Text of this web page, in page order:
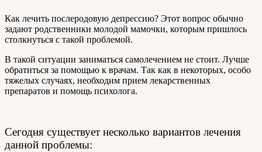
Как лечить послеродовую депрессию? Этот вопрос обычно
задают родственники молодой мамочки, которым пришлось
столкнуться с такой проблемой.
В такой ситуации заниматься самолечением не стоит. Лучше
обратиться за помощью к врачам. Так как в некоторых, особо
тяжелых случаях, необходим прием лекарственных
препаратов и помощь психолога.
Сегодня существует несколько вариантов лечения
данной проблемы: